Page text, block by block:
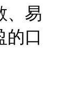
、易
的口